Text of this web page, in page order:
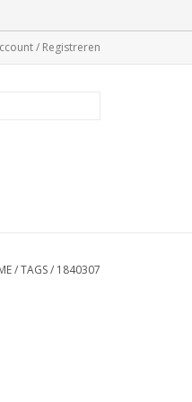
/ Registreren
/TAGS/ 1840307